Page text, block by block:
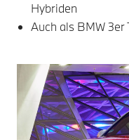
Hybriden
Auch als BMW 3er